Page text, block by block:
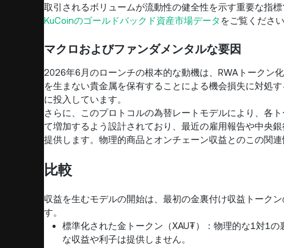
取引されるボリュームが流動性の健全性を示す重要な指
KuCoinのゴールドバックド資産市場データ をご覧ください
マクロおよびファンダメンタルな要因
2026年6月のローンチの根本的な動機は、RWAトークン
を生まない貴金属を保有することによる機会損失に対処
に投入しています。
さらに、このプロトコルの為替レートモデルにより、各
て増加するよう設計されており、最近の雇用報告や中央
提供します。物理的商品とオンチェーン収益とのこの関連
比較
収益を生むモデルの開始は、最初の金裏付け収益トーク
す。
標準化された金トークン（XAU₮）：物理的な1対1
な収益や利子は提供しません。